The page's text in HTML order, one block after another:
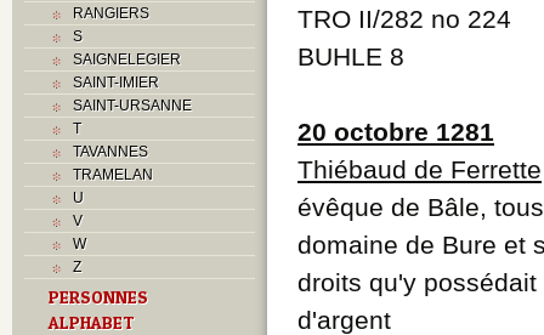
RANGIERS
S
SAIGNELEGIER
SAINT-IMIER
SAINT-URSANNE
T
TAVANNES
TRAMELAN
U
V
W
Z
PERSONNES
ALPHABET
TRO II/282 no 224
BUHLE 8
20 octobre 1281
Thiébaud de Ferrette
évêque de Bâle,
domaine de Bure et
droits qu'y
d'argent